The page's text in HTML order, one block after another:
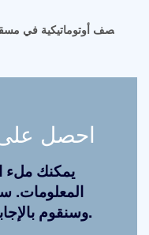
الجوز والبذور في الكويت
نصف أوتوماتيكية في
احصل
يمكنك ملء
المعلومات.
وسنقوم بالإجابة عليه في أقرب وقت ممكن.